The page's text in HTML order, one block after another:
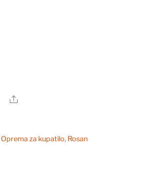
Share
Oprema za kupatilo, Rosan